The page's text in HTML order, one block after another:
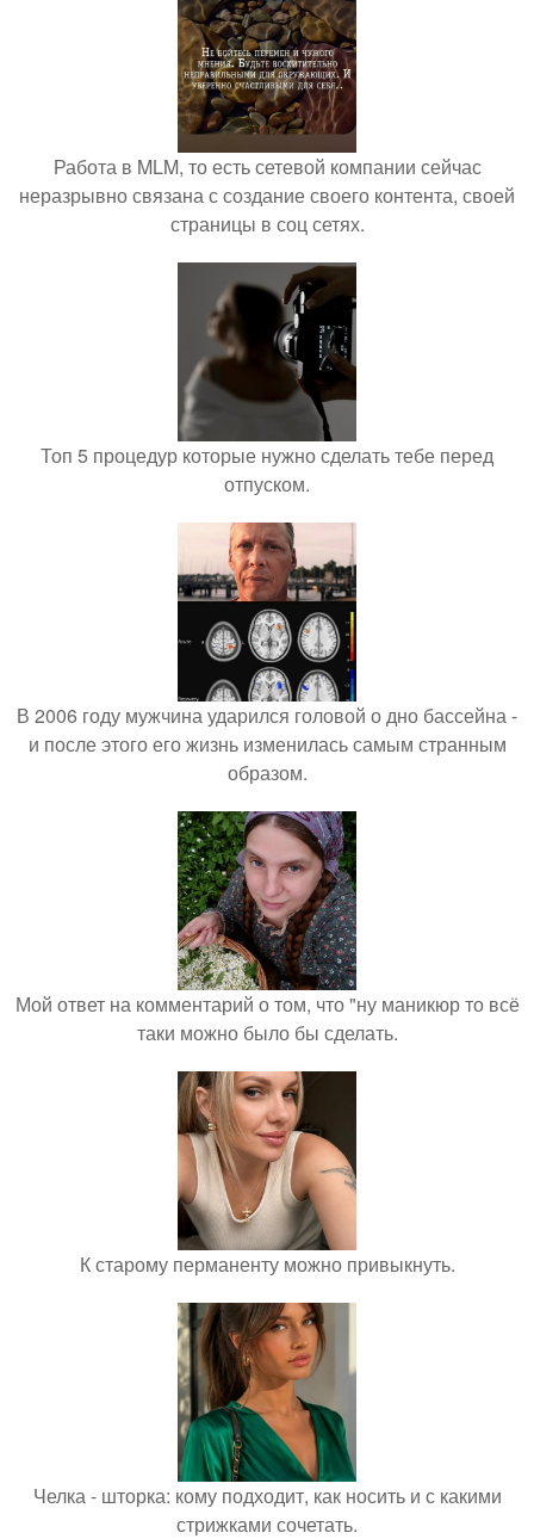
Работа в MLM, то есть сетевой компании сейчас
неразрывно связана с создание своего контента, своей
страницы в соц сетях.
Топ 5 процедур которые нужно сделать тебе перед
отпуском.
В 2006 году мужчина ударился головой о дно бассейна -
и после этого его жизнь изменилась самым странным
образом.
Мой ответ на комментарий о том, что "ну маникюр то всё
таки можно было бы сделать.
К старому перманенту можно привыкнуть.
Челка - шторка: кому подходит, как носить и с какими
стрижками сочетать.